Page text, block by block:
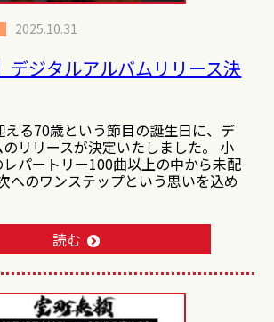
2025.10.31
デジタルアルバムリリース決
る70歳という節目の誕生日に、デ
リリースが決定いたしました。 小
パートリー100曲以上の中から未配
へのワンステップという思いを込め
読む